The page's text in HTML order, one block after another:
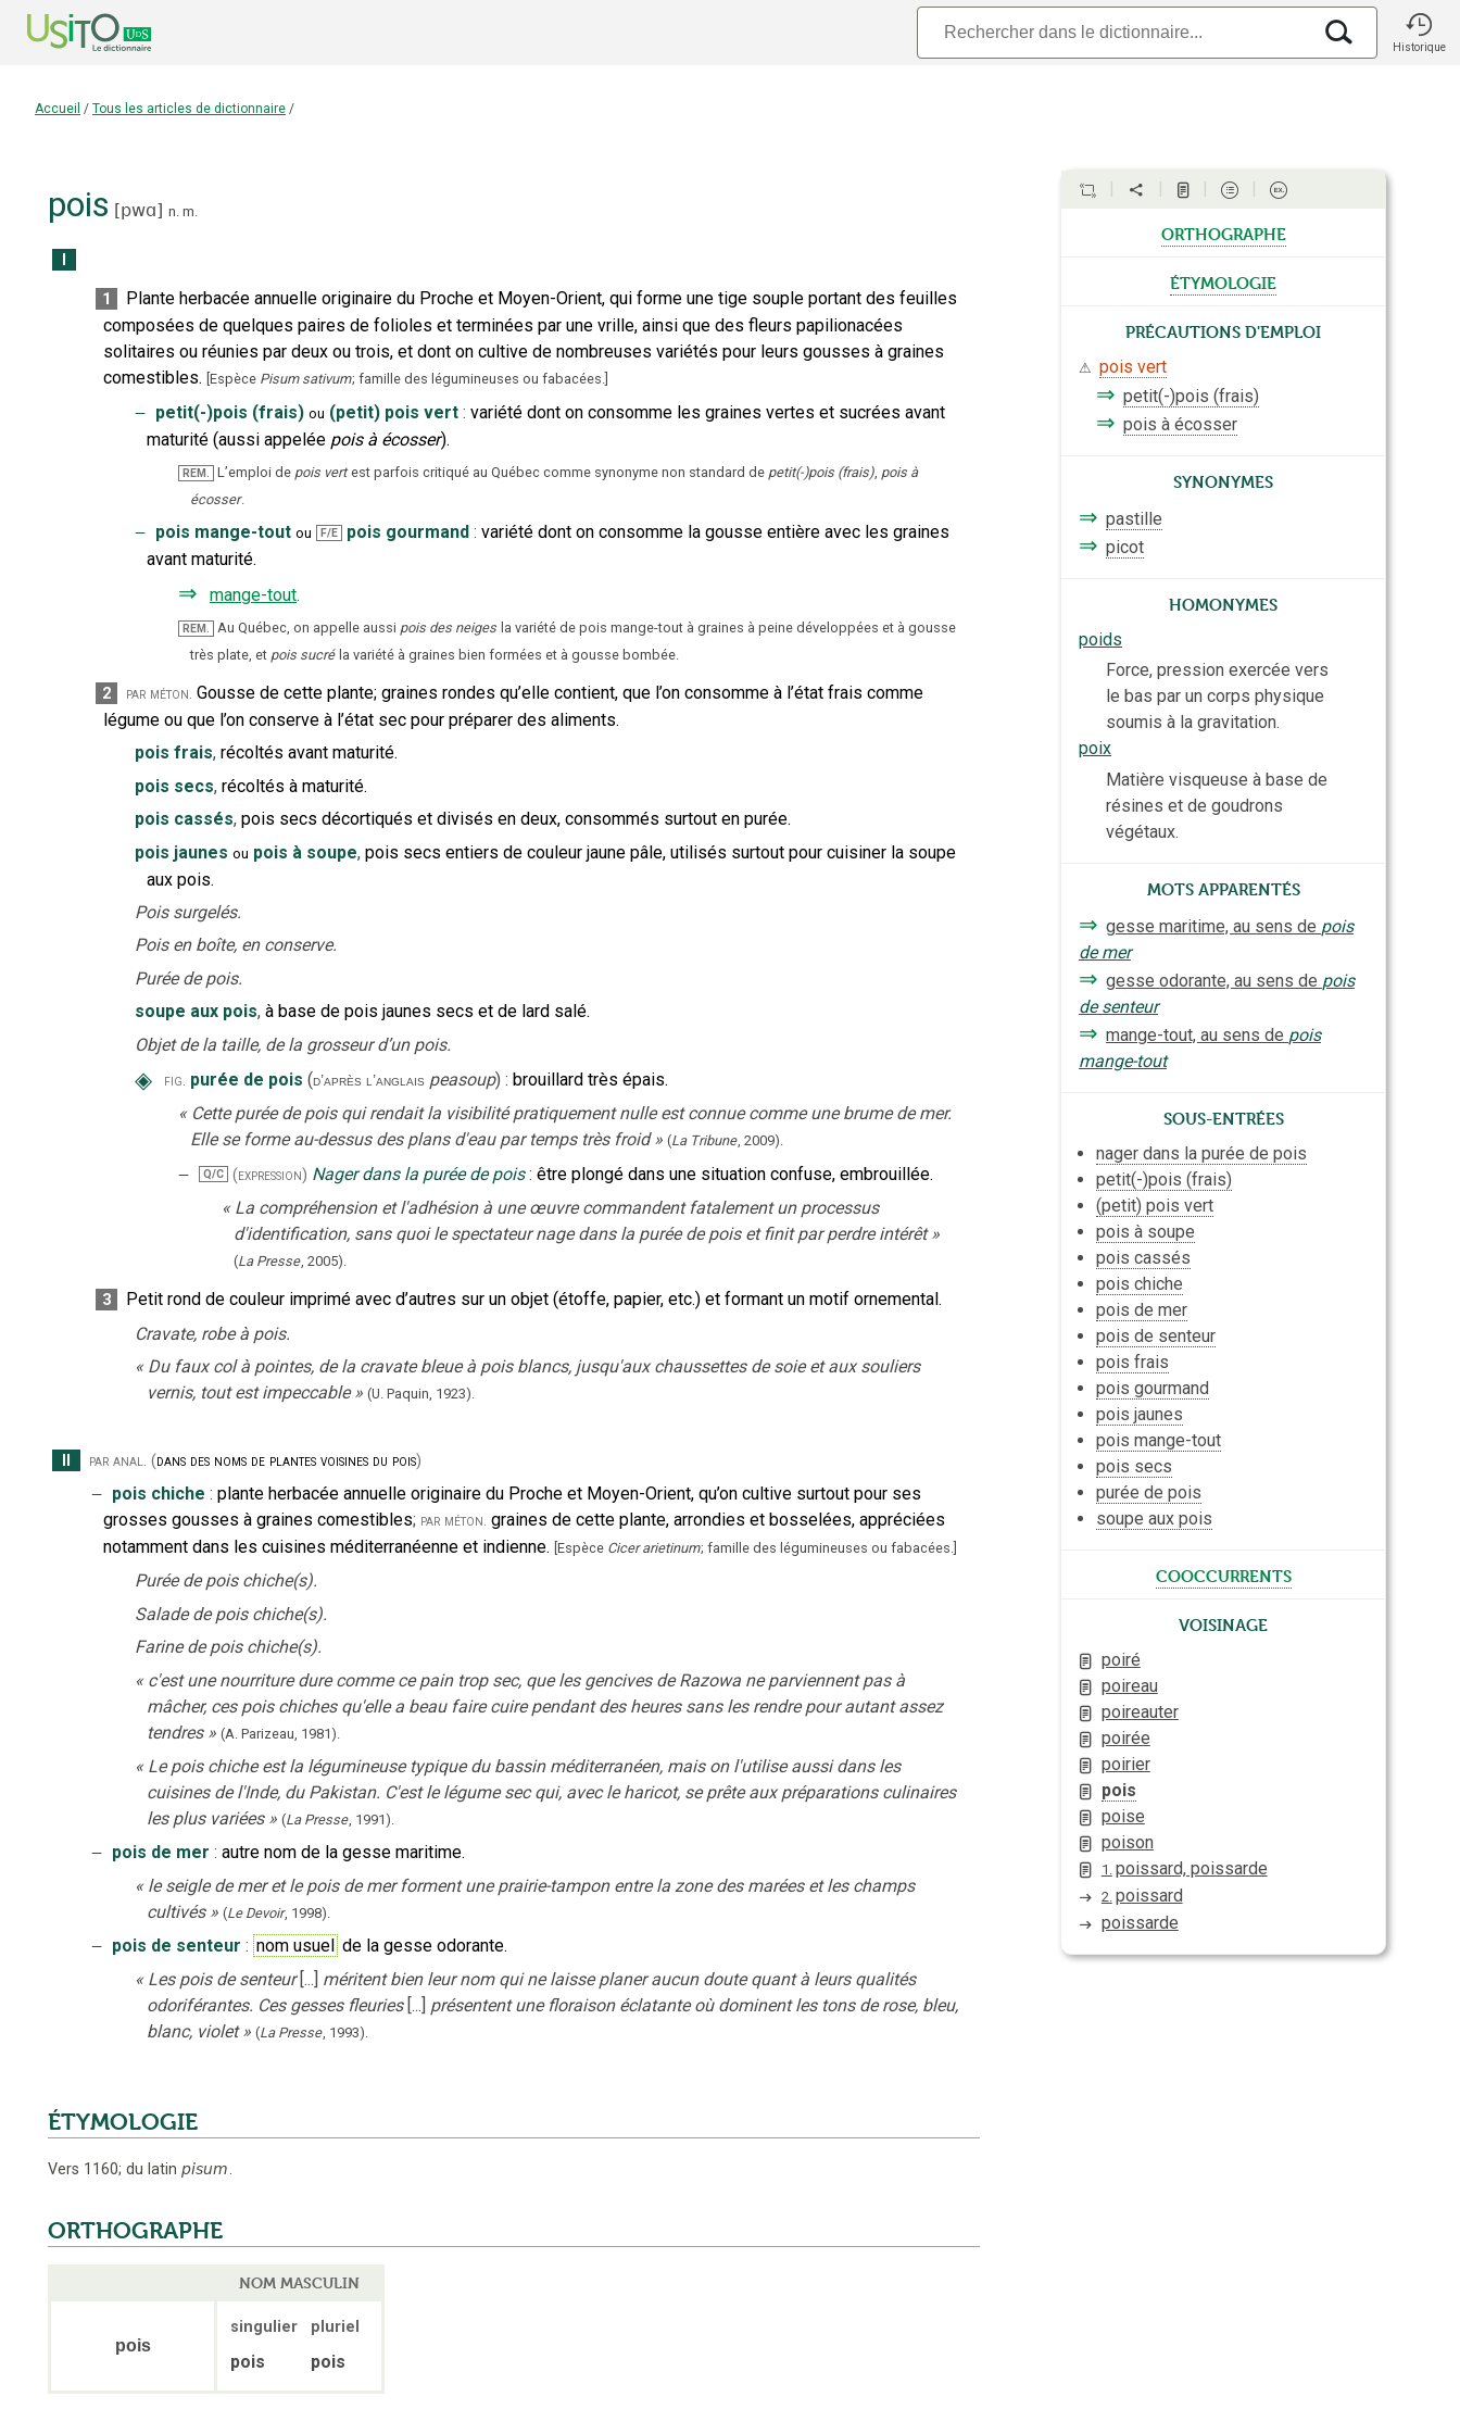
Historique
Accueil / Tous les articles de dictionnaire /
pois [pwɑ] n. m.
1
Plante herbacée annuelle originaire du Proche et Moyen-Orient, qui forme une tige souple portant des feuilles
composées de quelques paires de folioles et terminées par une vrille, ainsi que des fleurs papilionacées
solitaires ou réunies par deux ou trois, et dont on cultive de nombreuses variétés pour leurs gousses à graines
comestibles. Espèce Pisum sativum; famille des légumineuses ou fabacées.
‒ petit(-)pois (frais) ou (petit) pois vert : variété dont on consomme les graines vertes et sucrées avant
maturité (aussi appelée pois à écosser).
REM. L’emploi de pois vert est parfois critiqué au Québec comme synonyme non standard de petit(-)pois (frais), pois à
écosser.
‒ pois mange-tout ou F/E pois gourmand : variété dont on consomme la gousse entière avec les graines
avant maturité.
⇒ mange-tout.
REM. Au Québec, on appelle aussi pois des neiges la variété de pois mange-tout à graines à peine développées et à gousse
très plate, et pois sucré la variété à graines bien formées et à gousse bombée.
2 par méton. Gousse de cette plante; graines rondes qu’elle contient, que l’on consomme à l’état frais comme
légume ou que l’on conserve à l’état sec pour préparer des aliments.
pois frais, récoltés avant maturité.
pois secs, récoltés à maturité.
pois cassés, pois secs décortiqués et divisés en deux, consommés surtout en purée.
pois jaunes ou pois à soupe, pois secs entiers de couleur jaune pâle, utilisés surtout pour cuisiner la soupe
aux pois.
Pois surgelés.
Pois en boîte, en conserve.
Purée de pois.
soupe aux pois, à base de pois jaunes secs et de lard salé.
Objet de la taille, de la grosseur d’un pois.
◈ fig. purée de pois (d’après l’anglais peasoup) : brouillard très épais.
« Cette purée de pois qui rendait la visibilité pratiquement nulle est connue comme une brume de mer.
Elle se forme au-dessus des plans d'eau par temps très froid » (La Tribune, 2009).
‒ Q/C (expression) Nager dans la purée de pois : être plongé dans une situation confuse, embrouillée.
« La compréhension et l'adhésion à une œuvre commandent fatalement un processus
d'identification, sans quoi le spectateur nage dans la purée de pois et finit par perdre intérêt »
(La Presse, 2005).
3
Petit rond de couleur imprimé avec d’autres sur un objet (étoffe, papier, etc.) et formant un motif ornemental.
Cravate, robe à pois.
« Du faux col à pointes, de la cravate bleue à pois blancs, jusqu'aux chaussettes de soie et aux souliers
vernis, tout est impeccable » (U. Paquin, 1923).
par anal. (dans des noms de plantes voisines du pois)
‒ pois chiche : plante herbacée annuelle originaire du Proche et Moyen-Orient, qu’on cultive surtout pour ses
grosses gousses à graines comestibles; par méton. graines de cette plante, arrondies et bosselées, appréciées
notamment dans les cuisines méditerranéenne et indienne. Espèce Cicer arietinum; famille des légumineuses ou fabacées.
Purée de pois chiche(s).
Salade de pois chiche(s).
Farine de pois chiche(s).
« c'est une nourriture dure comme ce pain trop sec, que les gencives de Razowa ne parviennent pas à
mâcher, ces pois chiches qu'elle a beau faire cuire pendant des heures sans les rendre pour autant assez
tendres » (A. Parizeau, 1981).
« Le pois chiche est la légumineuse typique du bassin méditerranéen, mais on l'utilise aussi dans les
cuisines de l'Inde, du Pakistan. C'est le légume sec qui, avec le haricot, se prête aux préparations culinaires
les plus variées » (La Presse 1991).
‒ pois de mer : autre nom de la gesse maritime.
« le seigle de mer et le pois de mer forment une prairie-tampon entre la zone des marées et les champs
cultivés » (Le Devoir, 1998).
‒ pois de senteur : nom usuel de la gesse odorante.
« Les pois de senteur [...] méritent bien leur nom qui ne laisse planer aucun doute quant à leurs qualités
odoriférantes. Ces gesses fleuries [...] présentent une floraison éclatante où dominent les tons de rose, bleu,
blanc, violet » (La Presse 1993).
ÉTYMOLOGIE
Vers 1160; du latin pisum.
ORTHOGRAPHE
NOM MASCULIN
pois
singulier pluriel
pois pois
orthographe
étymologie
Précautions d'emploi
⚠ pois vert
⇒ petit(-)pois (frais)
⇒ pois à écosser
Synonymes
⇒ pastille
⇒ picot
Homonymes
poids
Force, pression exercée vers
le bas par un corps physique
soumis à la gravitation.
poix
Matière visqueuse à base de
résines et de goudrons
végétaux.
Mots apparentés
⇒ gesse maritime, au sens de pois
de mer
⇒ gesse odorante, au sens de pois
de senteur
⇒ mange-tout, au sens de pois
mange-tout
Sous-entrées
nager dans la purée de pois
petit(-)pois (frais)
(petit) pois vert
pois à soupe
pois cassés
pois chiche
pois de mer
pois de senteur
pois frais
pois gourmand
pois jaunes
pois mange-tout
pois secs
purée de pois
soupe aux pois
cooccurrents
Voisinage
poiré
poireau
poireauter
poirée
poirier
pois
poise
poison
1. poissard, poissarde
2. poissard
poissarde